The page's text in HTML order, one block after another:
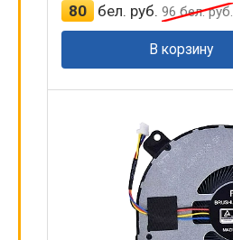
80 бел. руб. 96бел. руб.
В корзину